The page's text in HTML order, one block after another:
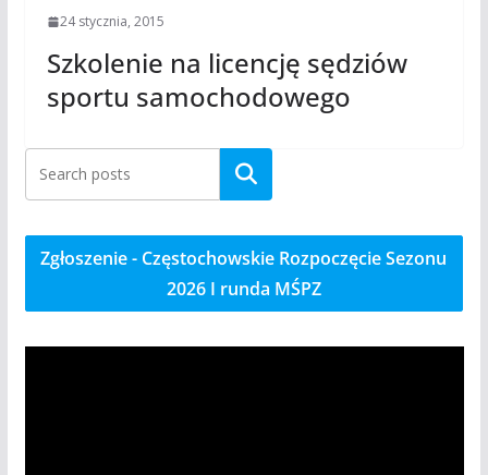
24 stycznia, 2015
Szkolenie na licencję sędziów
sportu samochodowego
Szukaj
Zgłoszenie - Częstochowskie Rozpoczęcie Sezonu
2026 I runda MŚPZ